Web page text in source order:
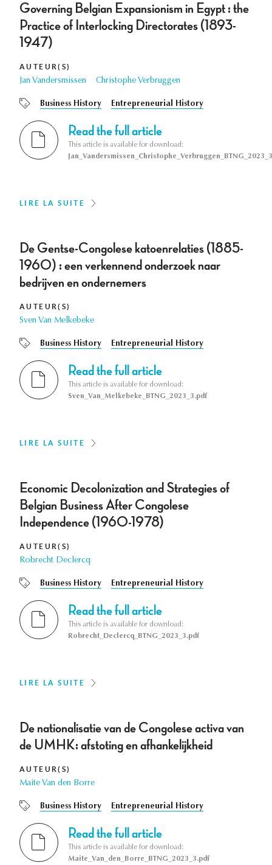
Governing Belgian Expansionism in Egypt : the
Practice of Interlocking Directorates (1893-
1947)
AUTEUR(S)
Jan Vandersmissen Christophe Verbruggen
Business History Entrepreneurial History
Read the full article
This article is available for download:
LIRE LA SUITE
De Gentse-Congolese katoenrelaties (1885-
1960) : een verkennend onderzoek naar
bedrijven en ondernemers
AUTEUR(S)
Sven Van Melkebeke
Business History Entrepreneurial History
Read the full article
This article is available for download:
Sven_Van_Melkebeke_BTNG_2023_3.pdf
LIRE LA SUITE
Economic Decolonization and Strategies of
Belgian Business After Congolese
Independence (1960-1978)
AUTEUR(S)
Robrecht Declercq
Business History Entrepreneurial History
Read the full article
This article is available for download:
Robrecht_Declercq_BTNG_2023_3.pdf
LIRE LA SUITE
De nationalisatie van de Congolese activa van
de UMHK: afstoting en afhankelijkheid
AUTEUR(S)
Maite Van den Borre
Business History Entrepreneurial History
Read the full article
This article is available for download:
Maite_Van_den_Borre_BTNG_2023_3.pdf